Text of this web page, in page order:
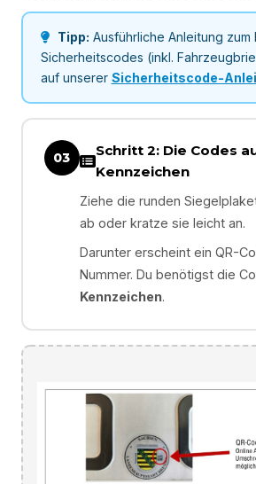
Tipp: Ausführliche Anleitung zum
Sicherheitscodes (inkl.
auf unserer Sicherheitscode-
03
Schritt 2: Die Codes
Kennzeichen
Ziehe die runden
ab oder kratze sie leicht an.
Darunter erscheint ein QR-
Nummer. Du benötigst die
Kennzeichen.